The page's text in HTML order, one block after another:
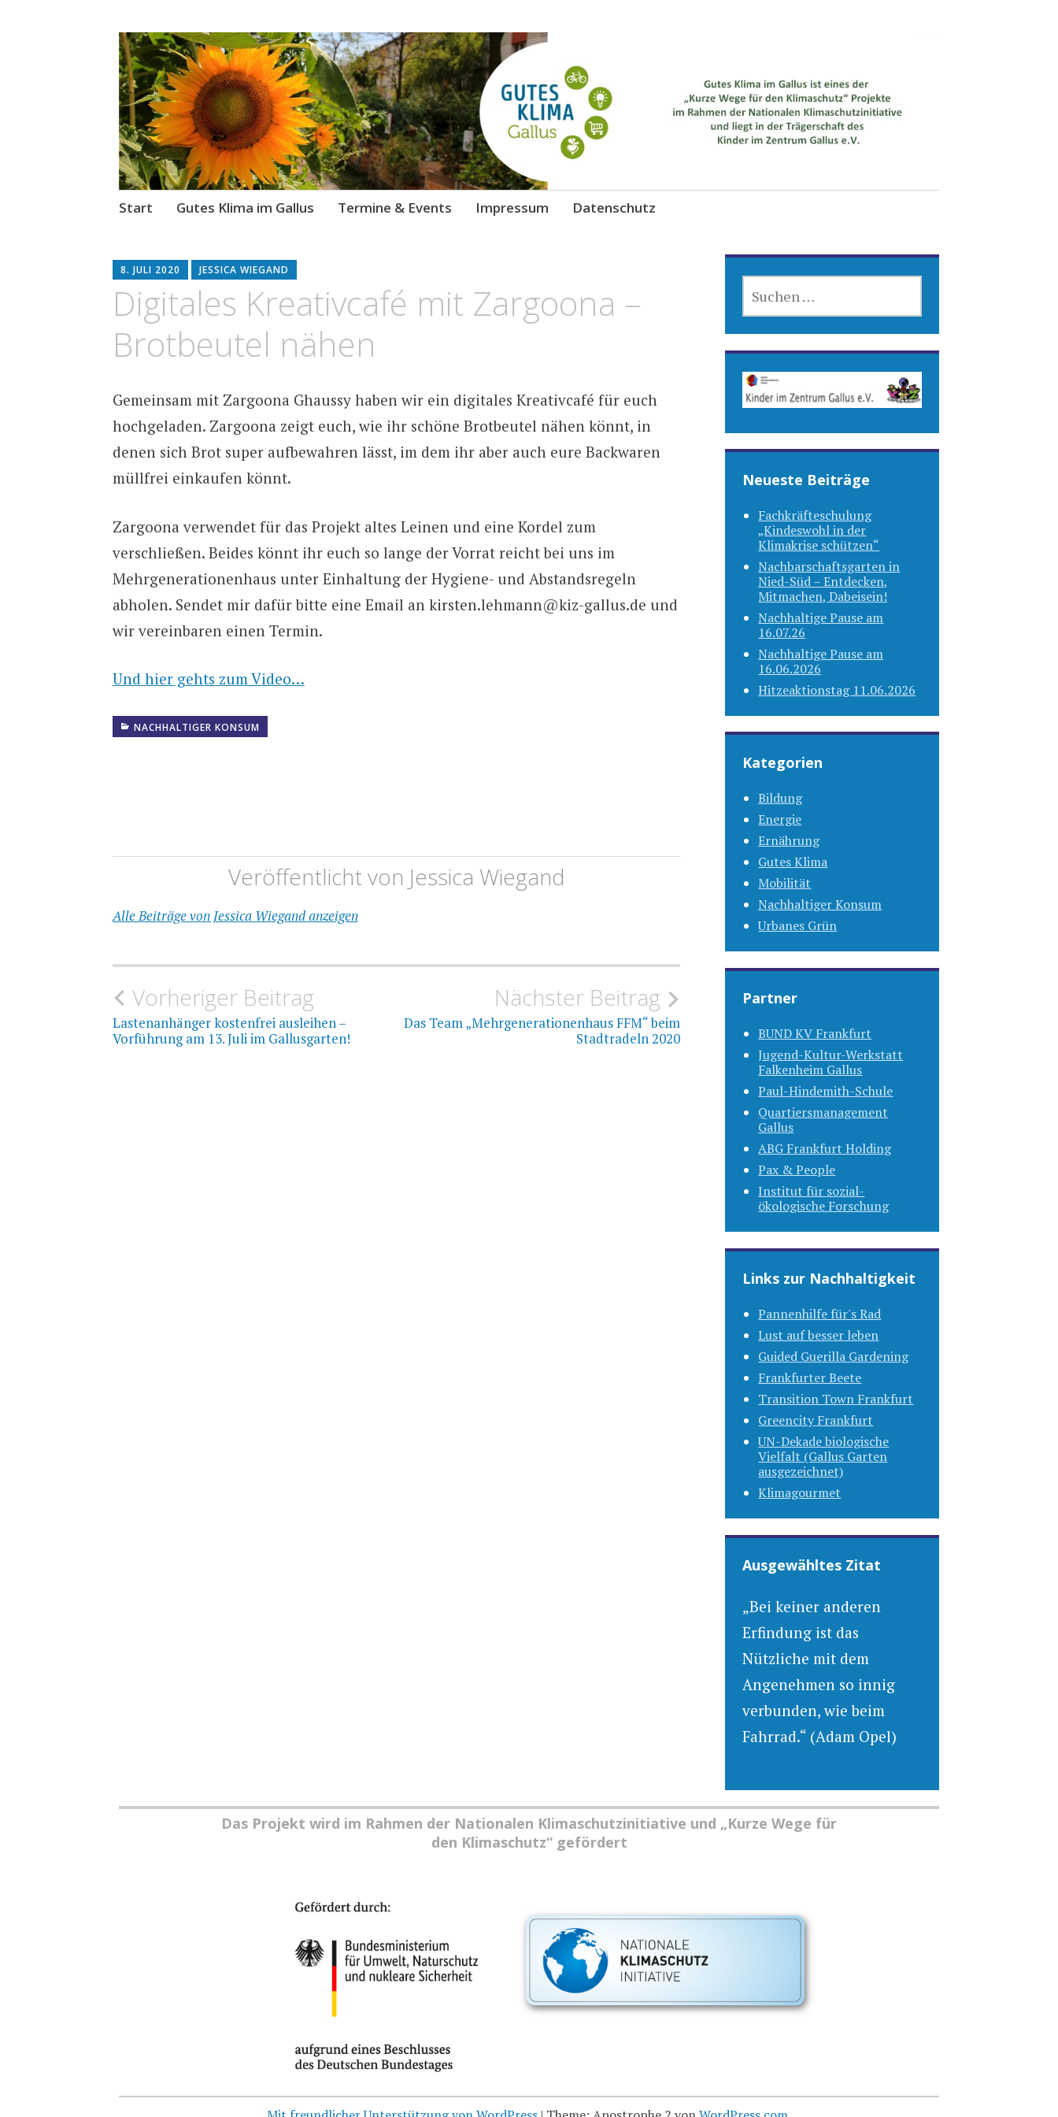
Gutes Klima im Gallus
Kurze Wege für den Klimaschutz
Zum
Start Gutes Klima im Gallus Termine & Events Impressum Datenschutz
8. JULI 2020 JESSICA WIEGAND
Digitales Kreativcafé mit Zargoona –
Brotbeutel nähen
Gemeinsam mit Zargoona Ghaussy haben wir ein digitales Kreativcafé für euch
hochgeladen. Zargoona zeigt euch, wie ihr schöne Brotbeutel nähen könnt, in
denen sich Brot super aufbewahren lässt, im dem ihr aber auch eure Backwaren
müllfrei einkaufen könnt.
Zargoona verwendet für das Projekt altes Leinen und eine Kordel zum
verschließen. Beides könnt ihr euch so lange der Vorrat reicht bei uns im
Mehrgenerationenhaus unter Einhaltung der Hygiene- und Abstandsregeln
abholen. Sendet mir dafür bitte eine Email an kirsten.lehmann@kiz-gallus.de und
wir vereinbaren einen Termin.
Und hier gehts zum Video…
NACHHALTIGER KONSUM
Veröffentlicht von Jessica Wiegand
Alle Beiträge von Jessica Wiegand anzeigen
Beitragsnavigation
Vorheriger Beitrag
Lastenanhänger kostenfrei ausleihen –
Vorführung am 13. Juli im Gallusgarten!
Nächster Beitrag
Das Team „Mehrgenerationenhaus FFM“ beim
Stadtradeln 2020
NACH:
Neueste Beiträge
Fachkräfteschulung
„Kindeswohl in der
Klimakrise schützen“
Nachbarschaftsgarten in
Nied-Süd – Entdecken,
Mitmachen, Dabeisein!
Nachhaltige Pause am
16.07.26
Nachhaltige Pause am
16.06.2026
Hitzeaktionstag 11.06.2026
Kategorien
Bildung
Energie
Ernährung
Gutes Klima
Mobilität
Nachhaltiger Konsum
Urbanes Grün
Partner
BUND KV Frankfurt
Jugend-Kultur-Werkstatt
Falkenheim Gallus
Paul-Hindemith-Schule
Quartiersmanagement
Gallus
ABG Frankfurt Holding
Pax & People
Institut für sozial-
ökologische Forschung
Links zur Nachhaltigkeit
Pannenhilfe für's Rad
Lust auf besser leben
Guided Guerilla Gardening
Frankfurter Beete
Transition Town Frankfurt
Greencity Frankfurt
UN-Dekade biologische
Vielfalt (Gallus Garten
ausgezeichnet)
Klimagourmet
Ausgewähltes Zitat
„Bei keiner anderen
Erfindung ist das
Nützliche mit dem
Angenehmen so innig
verbunden, wie beim
Fahrrad.“ (Adam Opel)
Das Projekt wird im Rahmen der Nationalen Klimaschutzinitiative und „Kurze Wege für
den Klimaschutz“ gefördert